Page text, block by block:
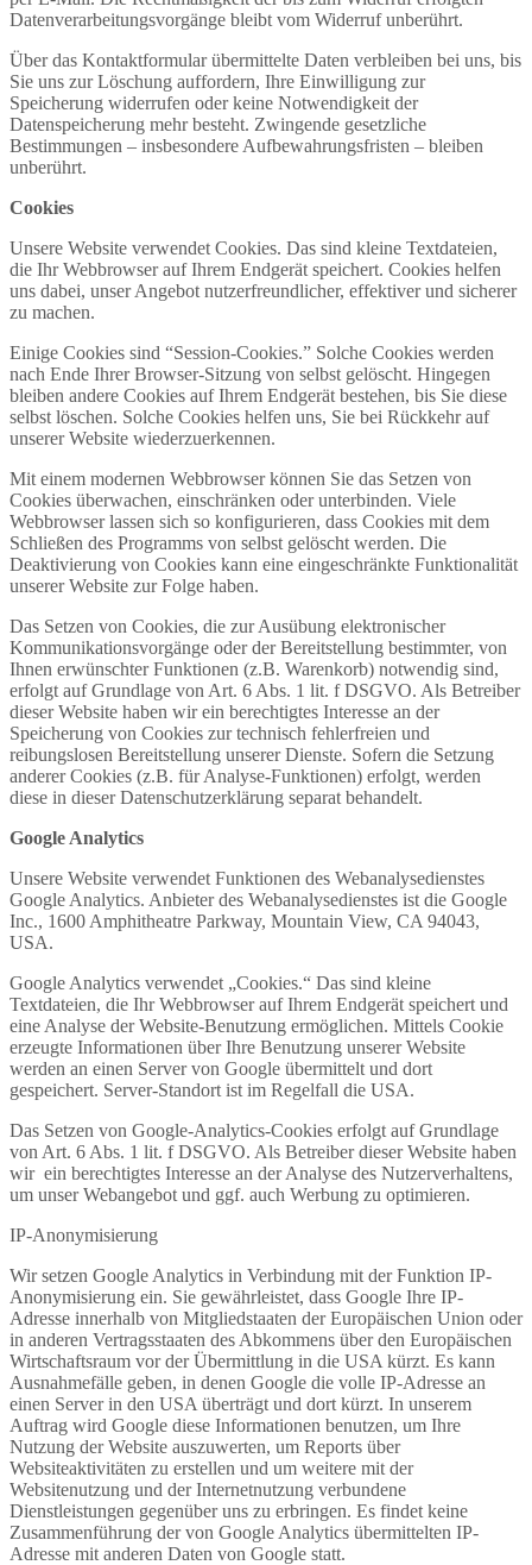
Datenverarbeitungsvorgänge bleibt vom Widerruf unberührt.
Über das Kontaktformular übermittelte Daten verbleiben bei uns, bis
Sie uns zur Löschung auffordern, Ihre Einwilligung zur
Speicherung widerrufen oder keine Notwendigkeit der
Datenspeicherung mehr besteht. Zwingende gesetzliche
Bestimmungen – insbesondere Aufbewahrungsfristen – bleiben
unberührt.
Cookies
Unsere Website verwendet Cookies. Das sind kleine Textdateien,
die Ihr Webbrowser auf Ihrem Endgerät speichert. Cookies helfen
uns dabei, unser Angebot nutzerfreundlicher, effektiver und sicherer
zu machen.
Einige Cookies sind “Session-Cookies.” Solche Cookies werden
nach Ende Ihrer Browser-Sitzung von selbst gelöscht. Hingegen
bleiben andere Cookies auf Ihrem Endgerät bestehen, bis Sie diese
selbst löschen. Solche Cookies helfen uns, Sie bei Rückkehr auf
unserer Website wiederzuerkennen.
Mit einem modernen Webbrowser können Sie das Setzen von
Cookies überwachen, einschränken oder unterbinden. Viele
Webbrowser lassen sich so konfigurieren, dass Cookies mit dem
Schließen des Programms von selbst gelöscht werden. Die
Deaktivierung von Cookies kann eine eingeschränkte Funktionalität
unserer Website zur Folge haben.
Das Setzen von Cookies, die zur Ausübung elektronischer
Kommunikationsvorgänge oder der Bereitstellung bestimmter, von
Ihnen erwünschter Funktionen (z.B. Warenkorb) notwendig sind,
erfolgt auf Grundlage von Art. 6 Abs. 1 lit. f DSGVO. Als Betreiber
dieser Website haben wir ein berechtigtes Interesse an der
Speicherung von Cookies zur technisch fehlerfreien und
reibungslosen Bereitstellung unserer Dienste. Sofern die Setzung
anderer Cookies (z.B. für Analyse-Funktionen) erfolgt, werden
diese in dieser Datenschutzerklärung separat behandelt.
Google Analytics
Unsere Website verwendet Funktionen des Webanalysedienstes
Google Analytics. Anbieter des Webanalysedienstes ist die Google
Inc., 1600 Amphitheatre Parkway, Mountain View, CA 94043,
USA.
Google Analytics verwendet „Cookies.“ Das sind kleine
Textdateien, die Ihr Webbrowser auf Ihrem Endgerät speichert und
eine Analyse der Website-Benutzung ermöglichen. Mittels Cookie
erzeugte Informationen über Ihre Benutzung unserer Website
werden an einen Server von Google übermittelt und dort
gespeichert. Server-Standort ist im Regelfall die USA.
Das Setzen von Google-Analytics-Cookies erfolgt auf Grundlage
von Art. 6 Abs. 1 lit. f DSGVO. Als Betreiber dieser Website haben
wir ein berechtigtes Interesse an der Analyse des Nutzerverhaltens,
um unser Webangebot und ggf. auch Werbung zu optimieren.
IP-Anonymisierung
Wir setzen Google Analytics in Verbindung mit der Funktion IP-
Anonymisierung ein. Sie gewährleistet, dass Google Ihre IP-
Adresse innerhalb von Mitgliedstaaten der Europäischen Union oder
in anderen Vertragsstaaten des Abkommens über den Europäischen
Wirtschaftsraum vor der Übermittlung in die USA kürzt. Es kann
Ausnahmefälle geben, in denen Google die volle IP-Adresse an
einen Server in den USA überträgt und dort kürzt. In unserem
Auftrag wird Google diese Informationen benutzen, um Ihre
Nutzung der Website auszuwerten, um Reports über
Websiteaktivitäten zu erstellen und um weitere mit der
Websitenutzung und der Internetnutzung verbundene
Dienstleistungen gegenüber uns zu erbringen. Es findet keine
Zusammenführung der von Google Analytics übermittelten IP-
Adresse mit anderen Daten von Google statt.